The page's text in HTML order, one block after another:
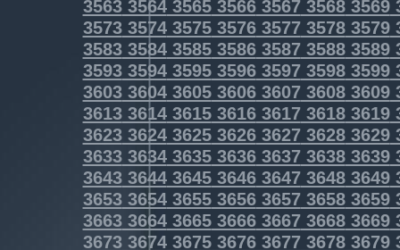
3563356435653566356735683569
3573357435753576357735783579
3583358435853586358735883589
3593359435953596359735983599
3603360436053606360736083609
3613361436153616361736183619
3623362436253626362736283629
3633363436353636363736383639
3643364436453646364736483649
3653365436553656365736583659
3663366436653666366736683669
3673367436753676367736783679